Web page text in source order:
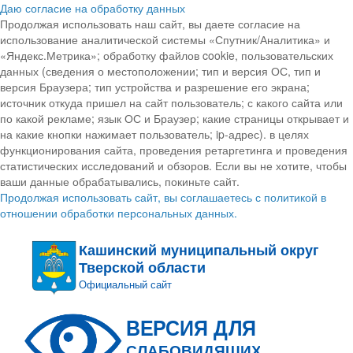
Даю согласие на обработку данных
Продолжая использовать наш сайт, вы даете согласие на
использование аналитической системы «Спутник/Аналитика» и
«Яндекс.Метрика»; обработку файлов cookie, пользовательских
данных (сведения о местоположении; тип и версия ОС, тип и
версия Браузера; тип устройства и разрешение его экрана;
источник откуда пришел на сайт пользователь; с какого сайта или
по какой рекламе; язык ОС и Браузер; какие страницы открывает и
на какие кнопки нажимает пользователь; ip-адрес). в целях
функционирования сайта, проведения ретаргетинга и проведения
статистических исследований и обзоров. Если вы не хотите, чтобы
ваши данные обрабатывались, покиньте сайт.
Продолжая использовать сайт, вы соглашаетесь с политикой в
отношении обработки персональных данных.